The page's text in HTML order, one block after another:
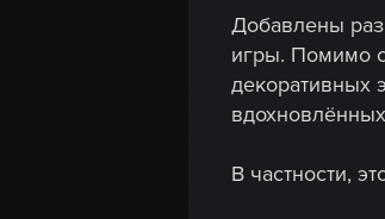
Добавлены
игры. Помимо
декоративных
В частности,